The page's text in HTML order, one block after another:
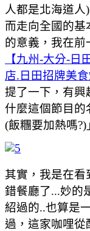
人都是北海道
而走向全國的基
的意義，我在前
【九州-大分-日
店.日田招牌美
提了一下，有興
什麼這個節目的
(飯糰要加熱嗎?)
其實，我是在看
錯餐廳了...妙的
紹過的..也算是
過，這家咖哩從